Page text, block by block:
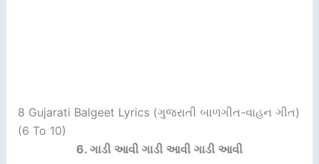
8 Gujarati Balgeet Lyrics (ગુજરાતી બાળગીત-વાહન ગીત)
(6 To 10)
6. ગાડી આવી ગાડી આવી ગાડી આવી